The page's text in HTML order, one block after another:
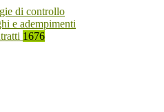
di controllo
e adempimenti
1676